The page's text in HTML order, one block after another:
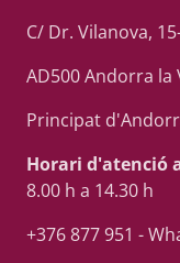
C/ Dr. Vilanova,
AD500 Andorra la
Principat
Horari d'atenció
8.00 h a 14.30 h
+376 877 951 -